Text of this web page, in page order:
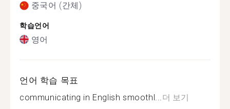
중국어 (간체)
학습언어
영어
언어 학습 목표
communicating in English smoothl... 더 보기